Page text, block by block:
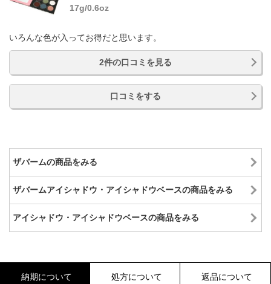
17g/0.6oz
いろんな色が入ってお得だと思います。
2件の口コミを見る
口コミをする
ザバームの商品をみる
ザバームアイシャドウ・アイシャドウベースの商品をみる
アイシャドウ・アイシャドウベースの商品をみる
納期について 処方について 返品について